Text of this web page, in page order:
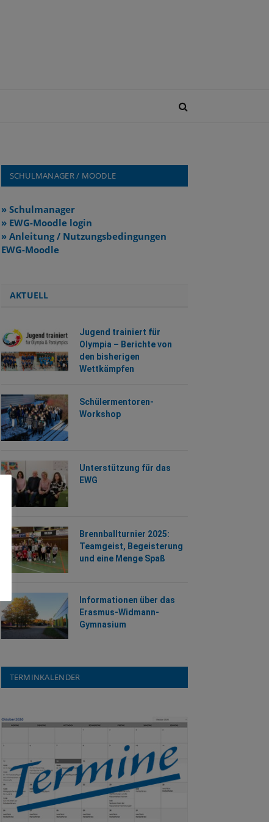
SCHULMANAGER / MOODLE
» Schulmanager
» EWG-Moodle login
» Anleitung / Nutzungsbedingungen
EWG-Moodle
AKTUELL
Jugend trainiert für
Olympia – Berichte von
den bisherigen
Wettkämpfen
Schülermentoren-
Workshop
Unterstützung für das
EWG
Brennballturnier 2025:
Teamgeist, Begeisterung
und eine Menge Spaß
Informationen über das
Erasmus-Widmann-
Gymnasium
TERMINKALENDER